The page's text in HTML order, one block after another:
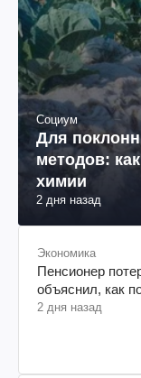
Социум
Для
методов:
химии
2 дня назад
Экономика
Пенсионер
объяснил, как
2 дня назад